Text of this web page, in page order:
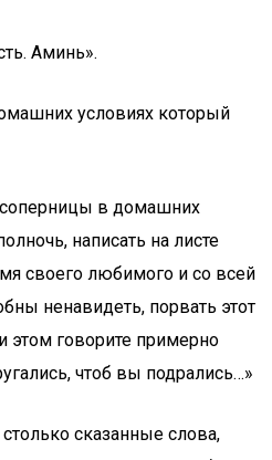
Аминь».
условиях который
соперницы в домашних
написать на листе
своего любимого и со всей
ненавидеть, порвать этот
этом говорите примерно
чтоб вы подрались…»
сказанные слова,